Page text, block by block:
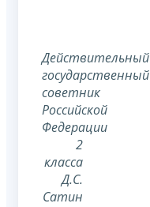
Действительный
государственный
советник
Российской
Федерации
2
класса
Д.С.
Сатин